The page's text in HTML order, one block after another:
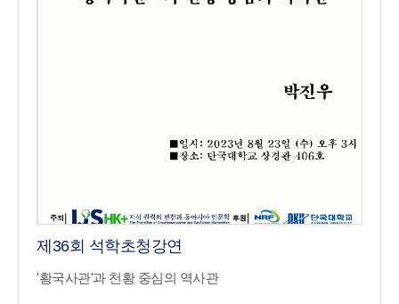
제36회 석학초청강연
'황국사관'과 천황 중심의 역사관